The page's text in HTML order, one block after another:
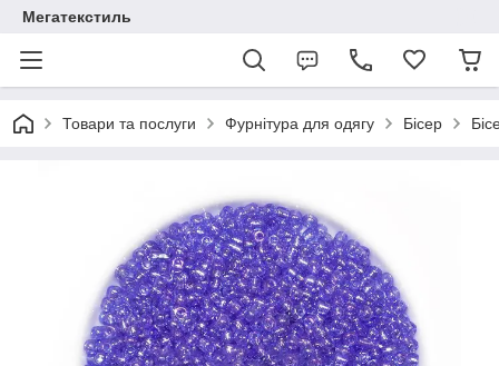
Мегатекстиль
Товари та послуги Фурнітура для одягу Бісер